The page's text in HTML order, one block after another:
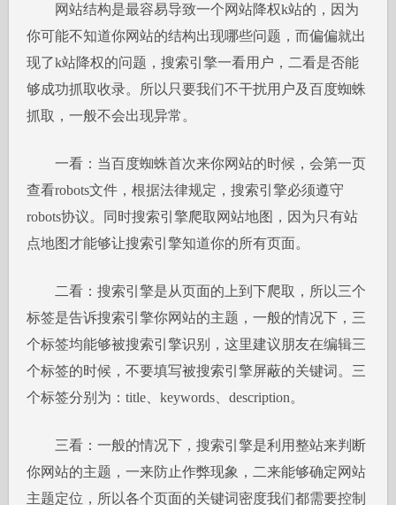
网站结构是最容易导致一个网站降权k站的，因为
你可能不知道你网站的结构出现哪些问题，而偏偏就出
现了k站降权的问题，搜索引擎一看用户，二看是否能
够成功抓取收录。所以只要我们不干扰用户及百度蜘蛛
抓取，一般不会出现异常。
一看：当百度蜘蛛首次来你网站的时候，会第一页
查看robots文件，根据法律规定，搜索引擎必须遵守
robots协议。同时搜索引擎爬取网站地图，因为只有站
点地图才能够让搜索引擎知道你的所有页面。
二看：搜索引擎是从页面的上到下爬取，所以三个
标签是告诉搜索引擎你网站的主题，一般的情况下，三
个标签均能够被搜索引擎识别，这里建议朋友在编辑三
个标签的时候，不要填写被搜索引擎屏蔽的关键词。三
个标签分别为：title、keywords、description。
三看：一般的情况下，搜索引擎是利用整站来判断
你网站的主题，一来防止作弊现象，二来能够确定网站
主题定位，所以各个页面的关键词密度我们都需要控制